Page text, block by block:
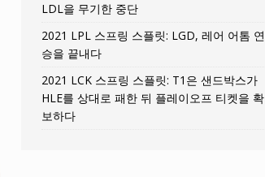
LDL을 무기한 중단
2021 LPL 스프링 스플릿: LGD, 레어 어톰 연
승을 끝내다
2021 LCK 스프링 스플릿: T1은 샌드박스가
HLE를 상대로 패한 뒤 플레이오프 티켓을 확
보하다